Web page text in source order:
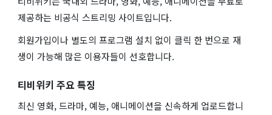
제공하는 비공식 스트리밍 사이트입니다.
회원가입이나 별도의 프로그램 설치 없이 클릭 한 번으로 재
생이 가능해 많은 이용자들이 선호합니다.
티비위키 주요 특징
최신 영화, 드라마, 예능, 애니메이션을 신속하게 업로드합니